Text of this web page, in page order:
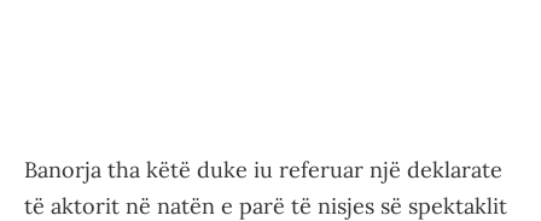
Banorja tha këtë duke iu referuar një deklarate
të aktorit në natën e parë të nisjes së spektaklit